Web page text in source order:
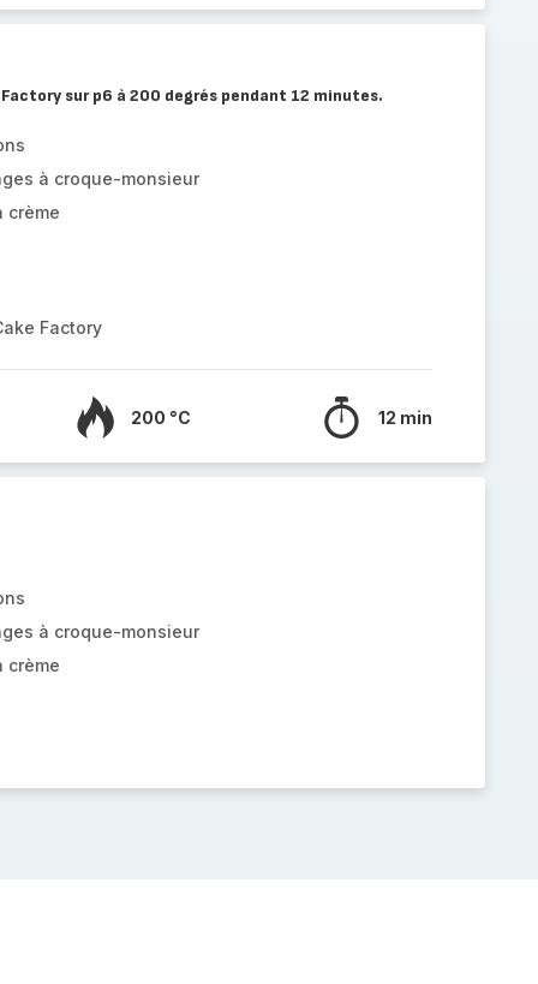
sur p6 à 200 degrés pendant 12 minutes.
à croque-monsieur
crème
Factory
200 °C 12 min
à croque-monsieur
crème